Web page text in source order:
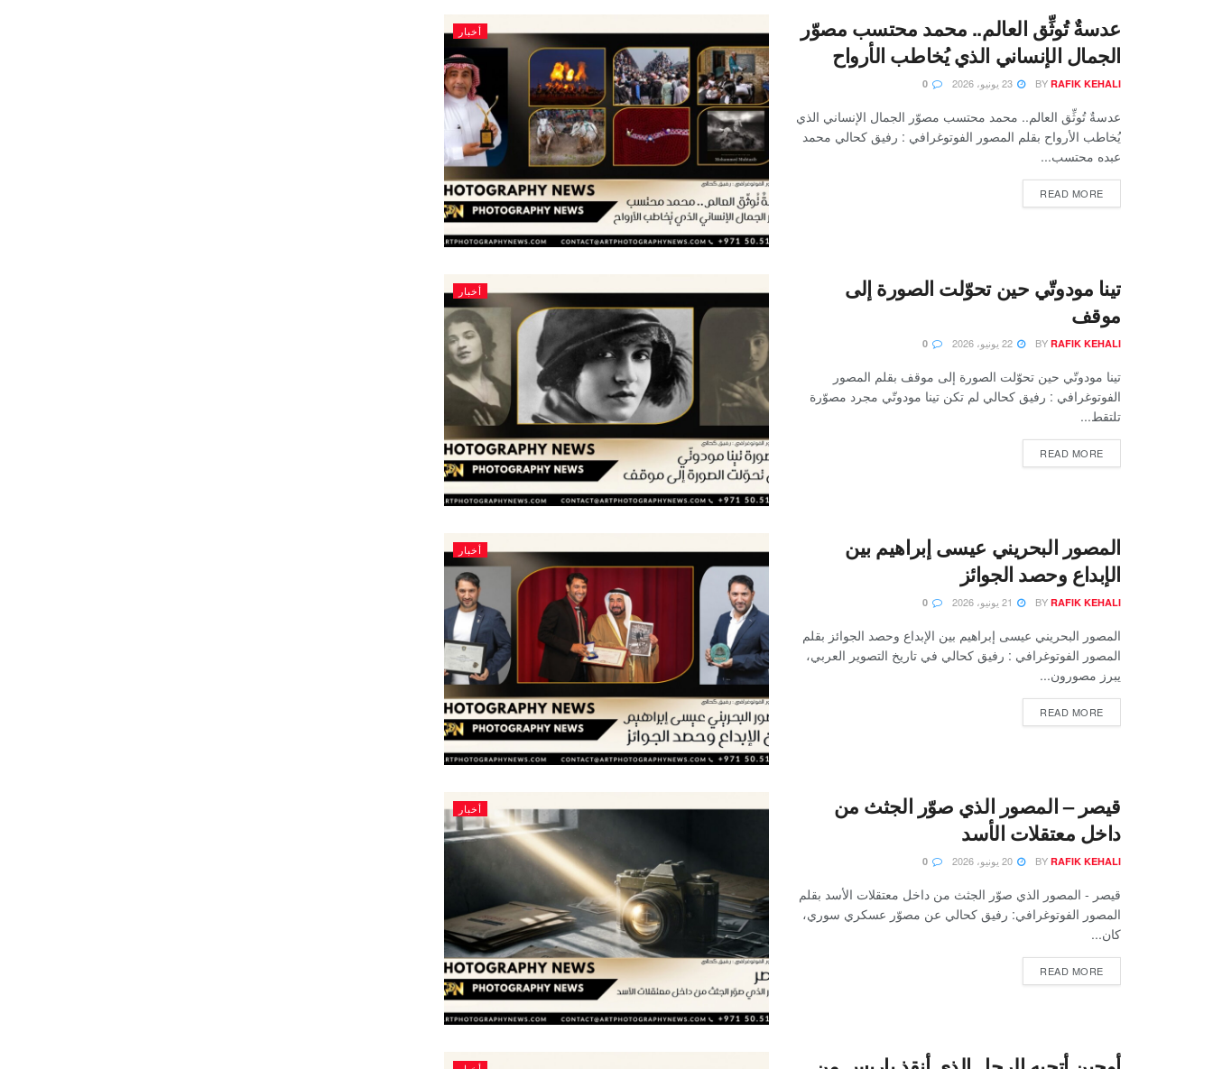
أخبار
عدسةٌ تُوثِّق العالم.. محمد محتسب مصوّر
الجمال الإنساني الذي يُخاطب الأرواح
BY RAFIK KEHALI
عدسةٌ تُوثِّق العالم.. محمد محتسب مصوّر الجمال الإنساني الذي
يُخاطب الأرواح بقلم المصور الفوتوغرافي : رفيق كحالي محمد
عبده محتسب...
READ MORE
أخبار
تينا مودوتّي حين تحوّلت الصورة إلى
موقف
BY RAFIK KEHALI
تينا مودوتّي حين تحوّلت الصورة إلى موقف بقلم المصور
الفوتوغرافي : رفيق كحالي لم تكن تينا مودوتّي مجرد مصوّرة
تلتقط...
READ MORE
أخبار
المصور البحريني عيسى إبراهيم بين
الإبداع وحصد الجوائز
BY RAFIK KEHALI
المصور البحريني عيسى إبراهيم بين الإبداع وحصد الجوائز بقلم
المصور الفوتوغرافي : رفيق كحالي في تاريخ التصوير العربي،
يبرز مصورون...
READ MORE
أخبار
قيصر – المصور الذي صوّر الجثث من
داخل معتقلات الأسد
BY RAFIK KEHALI
قيصر - المصور الذي صوّر الجثث من داخل معتقلات الأسد بقلم
المصور الفوتوغرافي: رفيق كحالي عن مصوّر عسكري سوري،
كان...
READ MORE